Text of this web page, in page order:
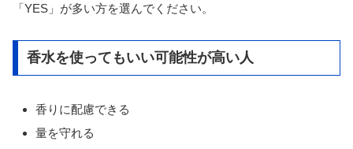
「YES」が多い方を選んでください。
香水を使ってもいい可能性が高い人
香りに配慮できる
量を守れる